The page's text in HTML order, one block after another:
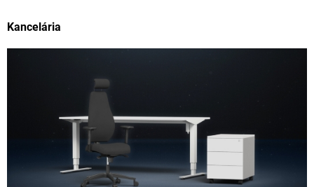
Kancelária